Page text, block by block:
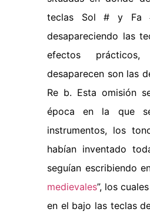
teclas Sol # y Fa #
desapareciendo las
efectos
desaparecen son las
Re b. Esta omisión
época en la que
instrumentos, los
habían inventado
seguían escribiendo
medievales”, los
en el bajo las teclas